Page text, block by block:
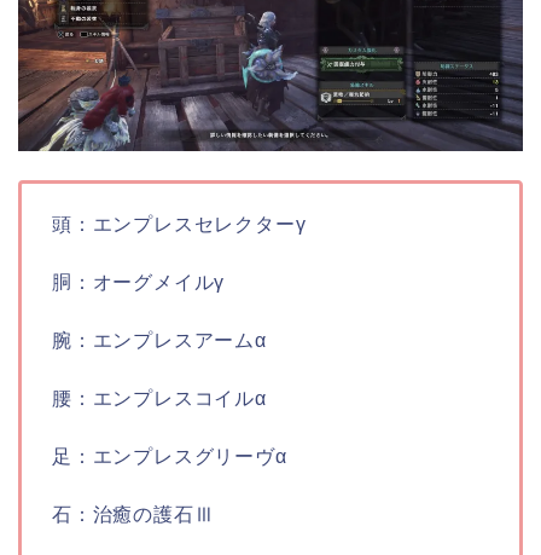
頭：エンプレスセレクターγ
胴：オーグメイルγ
腕：エンプレスアームα
腰：エンプレスコイルα
足：エンプレスグリーヴα
石：治癒の護石Ⅲ